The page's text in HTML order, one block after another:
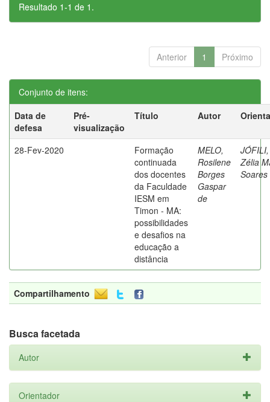
Resultado 1-1 de 1.
Anterior 1 Próximo
Conjunto de itens:
Data de
defesa
Pré-
visualização
Título Autor
28-Fev-2020
Formação
continuada
dos docentes
da Faculdade
IESM em
Timon - MA:
possibilidades
e desafios na
educação a
distância
MELO,
Rosilene
Borges
Gaspar
de
JÓFILI,
Zélia
Soares
Compartilhamento
Busca facetada
Autor
Orientador